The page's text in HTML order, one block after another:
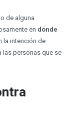
de alguna
en dónde
la intención de
las personas que se